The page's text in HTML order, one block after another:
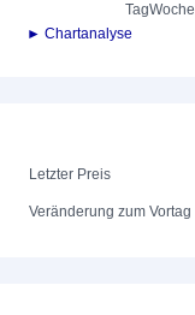
TagWoche
► Chartanalyse
Letzter Preis
Veränderung zum Vortag